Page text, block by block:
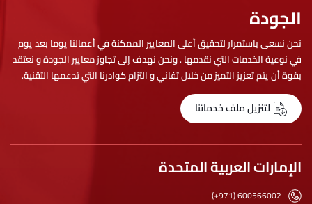
الجودة
نحن نسعى باستمرار لتحقيق أعلى المعايير الممكنة في أعمالنا يوما بعد يوم
في نوعية الخدمات التي نقدمها . ونحن نهدف إلى تجاوز معايير الجودة و نعتقد
بقوة أن يتم تعزيز التميز من خلال تفاني و التزام كوادرنا التي تدعمها التقنية.
لتنزيل ملف خدماتنا
الإمارات العربية المتحدة
(+971) 600566002